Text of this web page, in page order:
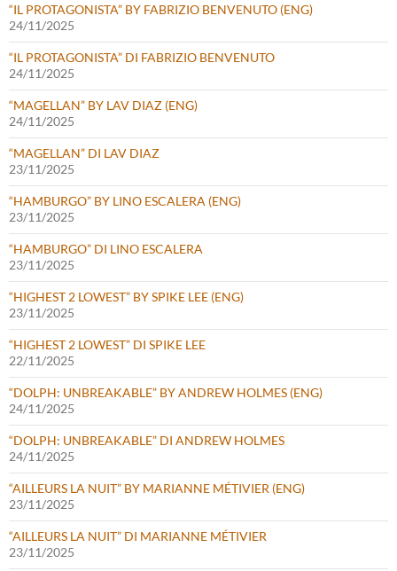
“IL PROTAGONISTA” BY FABRIZIO BENVENUTO (ENG)
24/11/2025
“IL PROTAGONISTA” DI FABRIZIO BENVENUTO
24/11/2025
“MAGELLAN” BY LAV DIAZ (ENG)
24/11/2025
“MAGELLAN” DI LAV DIAZ
23/11/2025
“HAMBURGO” BY LINO ESCALERA (ENG)
23/11/2025
“HAMBURGO” DI LINO ESCALERA
23/11/2025
“HIGHEST 2 LOWEST” BY SPIKE LEE (ENG)
23/11/2025
“HIGHEST 2 LOWEST” DI SPIKE LEE
22/11/2025
“DOLPH: UNBREAKABLE” BY ANDREW HOLMES (ENG)
24/11/2025
“DOLPH: UNBREAKABLE” DI ANDREW HOLMES
24/11/2025
“AILLEURS LA NUIT” BY MARIANNE MÉTIVIER (ENG)
23/11/2025
“AILLEURS LA NUIT” DI MARIANNE MÉTIVIER
23/11/2025